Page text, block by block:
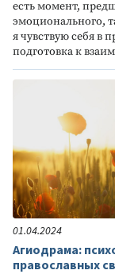
есть момент,
эмоционального,
я чувствую себя в
подготовка к
01.04.2024
Агиодрама:
православных